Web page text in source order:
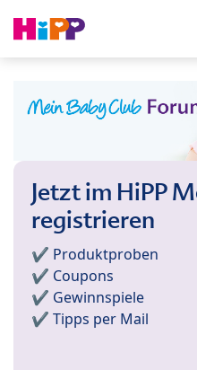
Jetzt im HiPP
registrieren
✔️ Produktproben
✔️ Coupons
✔️ Gewinnspiele
✔️ Tipps per Mail